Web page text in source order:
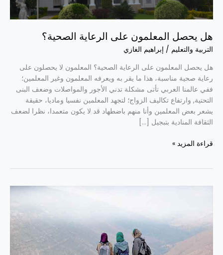
هل يحصل المعلمون على الرعاية الصحية؟
التربية والتعليم / إبراهيم الغازي
هل يحصل المعلمون على الرعاية الصحية؟ المعلمون لا يحصلون على
رعاية صحية مناسبة، هذا ما يقر به ويعرفه المعلمون وغير المعلمين؛
ففي عالمنا العربي تأتى مشكلة تدني الأجور والمواصلات وضعف البنى
التحتية, وارتفاع تكاليف الزواج؛ لتجهد المعلمين نفسيا وماديا، حقيقة
يشعر بعض المعلمين وأنا منهم باضطهاد قد لا يكون متعمدا، نظرا لضعف
الثقافة المنادية بتبجيل […]
قراءة المزيد »
في
المدارس
النائية؟